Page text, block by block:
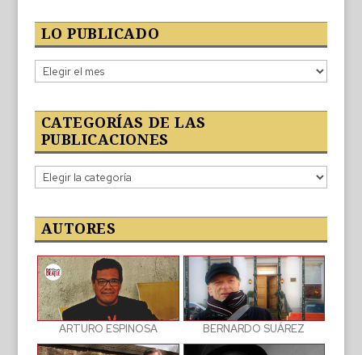
LO PUBLICADO
Lo
publicado
CATEGORÍAS DE LAS
PUBLICACIONES
Categorías
de
publicaciones
AUTORES
ARTURO ESPINOSA BERNARDO SUÁREZ